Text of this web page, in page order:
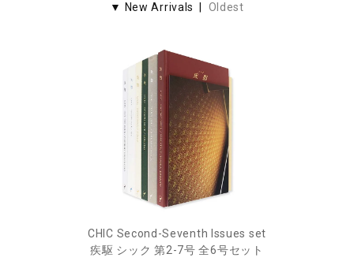
▼ New Arrivals | Oldest
CHIC Second-Seventh Issues set
疾駆 シック 第2-7号 全6号セット